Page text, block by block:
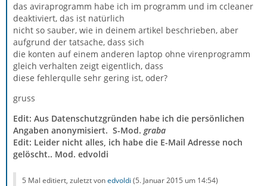
das aviraprogramm habe ich im programm und im ccleaner
deaktiviert, das ist natürlich
nicht so sauber, wie in deinem artikel beschrieben, aber
aufgrund der tatsache, dass sich
die konten auf einem anderen laptop ohne virenprogramm
gleich verhalten zeigt eigentlich, dass
diese fehlerqulle sehr gering ist, oder?
gruss
Edit: Aus Datenschutzgründen habe ich die persönlichen
Angaben anonymisiert. S-Mod. graba
Edit: Leider nicht alles, ich habe die E-Mail Adresse noch
gelöscht.. Mod. edvoldi
5 Mal editiert, zuletzt vonedvoldi (5. Januar 2015 um 14:54)